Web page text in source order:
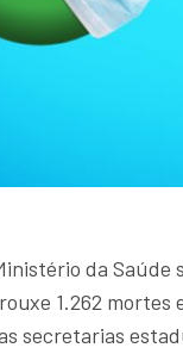
da
1.262 mortes
secretarias